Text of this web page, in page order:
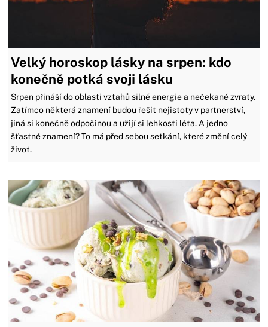
Velký horoskop lásky na srpen: kdo
konečně potká svoji lásku
Srpen přináší do oblasti vztahů silné energie a nečekané zvraty.
Zatímco některá znamení budou řešit nejistoty v partnerství,
jiná si konečně odpočinou a užijí si lehkosti léta. A jedno
šťastné znamení? To má před sebou setkání, které změní celý
život.